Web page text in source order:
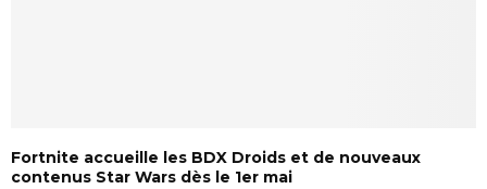
Fortnite accueille les BDX Droids et de nouveaux
contenus Star Wars dès le 1er mai